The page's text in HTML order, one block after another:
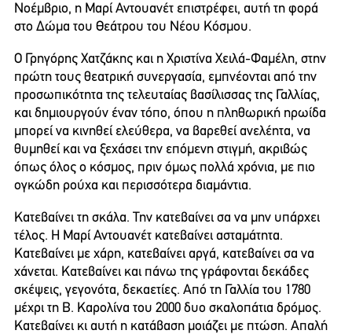
Νοέμβριο, η Μαρί Αντουανέτ επιστρέφει, αυτή τη φορά
στο Δώμα του Θεάτρου του Νέου Κόσμου.
Ο Γρηγόρης Χατζάκης και η Χριστίνα Χειλά-Φαμέλη, στην
πρώτη τους θεατρική συνεργασία, εμπνέονται από την
προσωπικότητα της τελευταίας βασίλισσας της Γαλλίας,
και δημιουργούν έναν τόπο, όπου η πληθωρική ηρωίδα
μπορεί να κινηθεί ελεύθερα, να βαρεθεί ανελέητα, να
θυμηθεί και να ξεχάσει την επόμενη στιγμή, ακριβώς
όπως όλος ο κόσμος, πριν όμως πολλά χρόνια, με πιο
ογκώδη ρούχα και περισσότερα διαμάντια.
Κατεβαίνει τη σκάλα. Την κατεβαίνει σα να μην υπάρχει
τέλος. Η Μαρί Αντουανέτ κατεβαίνει ασταμάτητα.
Κατεβαίνει με χάρη, κατεβαίνει αργά, κατεβαίνει σα να
χάνεται. Κατεβαίνει και πάνω της γράφονται δεκάδες
σκέψεις, γεγονότα, δεκαετίες. Από τη Γαλλία του 1780
μέχρι τη Β. Καρολίνα του 2000 δυο σκαλοπάτια δρόμος.
Κατεβαίνει κι αυτή η κατάβαση μοιάζει με πτώση. Απαλή